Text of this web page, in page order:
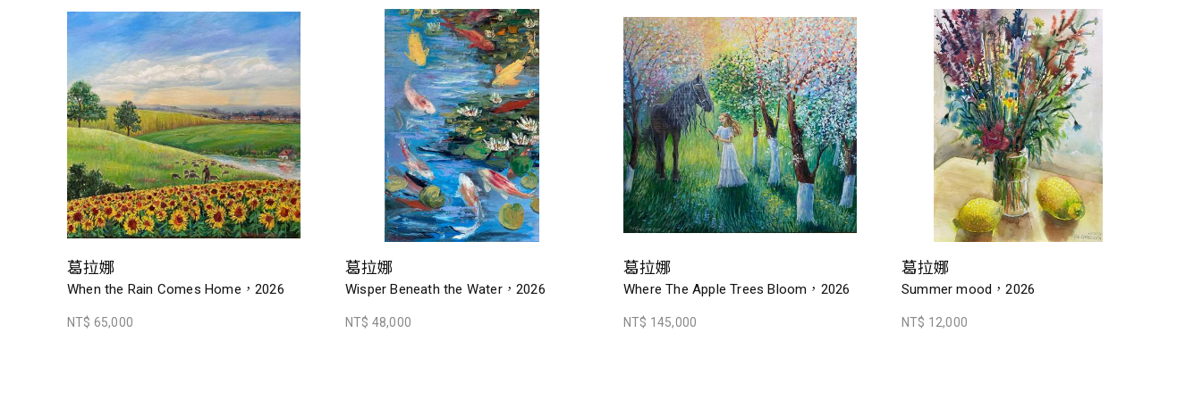
葛拉娜
When the Rain Comes Home，2026
NT$ 65,000
葛拉娜
Wisper Beneath the Water，2026
NT$ 48,000
葛拉娜
Where The Apple Trees Bloom，2026
NT$ 145,000
葛拉娜
Summer mood，2026
NT$ 12,000